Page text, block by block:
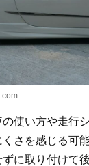
使い方や走行
さを感じる可
に取り付けて